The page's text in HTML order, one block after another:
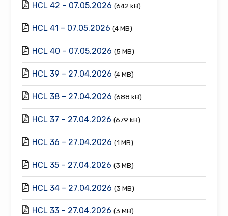
HCL 42 – 07.05.2026 (642 kB)
HCL 41 – 07.05.2026 (4 MB)
HCL 40 – 07.05.2026 (5 MB)
HCL 39 – 27.04.2026 (4 MB)
HCL 38 – 27.04.2026 (688 kB)
HCL 37 – 27.04.2026 (679 kB)
HCL 36 – 27.04.2026 (1 MB)
HCL 35 – 27.04.2026 (3 MB)
HCL 34 – 27.04.2026 (3 MB)
HCL 33 – 27.04.2026 (3 MB)